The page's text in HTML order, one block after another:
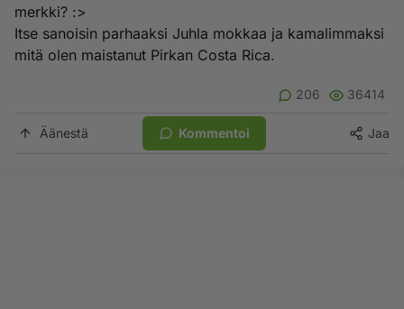
merkki? :>
Itse sanoisin parhaaksi Juhla mokkaa ja kamalimmaksi
mitä olen maistanut Pirkan Costa Rica.
206 36414
Äänestä Kommentoi Jaa